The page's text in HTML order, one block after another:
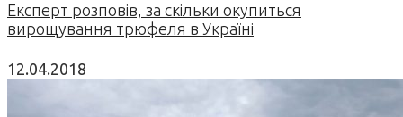
Експерт розповів, за скільки окупиться
вирощування трюфеля в Україні
12.04.2018